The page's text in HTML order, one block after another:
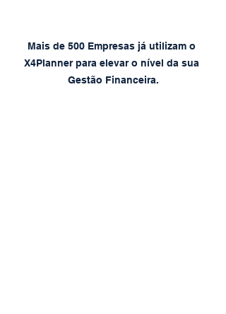
Mais de 500 Empresas já utilizam o
X4Planner para elevar o nível da sua
Gestão Financeira.